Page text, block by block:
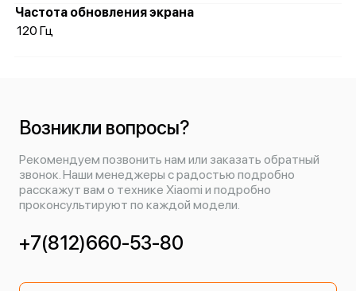
Частота обновления экрана
120 Гц
Возникли вопросы?
Рекомендуем позвонить нам или заказать обратный
звонок. Наши менеджеры с радостью подробно
расскажут вам о технике Xiaomi и подробно
проконсультируют по каждой модели.
+7(812)660-53-80